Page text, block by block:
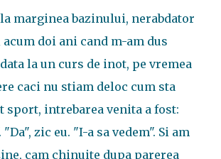
marginea bazinului, nerabdator
acum doi ani cand m-am dus
la un curs de inot, pe vremea
caci nu stiam deloc cum sta
sport, intrebarea venita a fost:
zic eu. "I-a sa vedem". Si am
cam chinuite dupa parerea